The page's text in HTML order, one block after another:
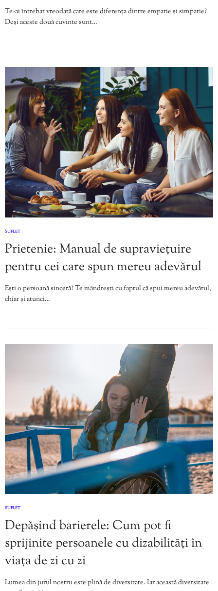
Te-ai întrebat vreodată care este diferența dintre empatie și simpatie?
Deși aceste două cuvinte sunt…
SUFLET
Prietenie: Manual de supraviețuire
pentru cei care spun mereu adevărul
Ești o persoană sinceră? Te mândrești cu faptul că spui mereu adevărul,
chiar și atunci…
SUFLET
Depășind barierele: Cum pot fi
sprijinite persoanele cu dizabilități în
viața de zi cu zi
Lumea din jurul nostru este plină de diversitate. Iar această diversitate